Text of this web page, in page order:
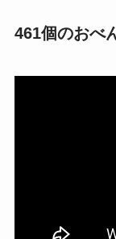
461個のおべ